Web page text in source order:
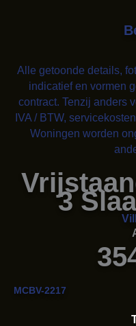
Alle getoonde details,
indicatief en vormen
contract. Tenzij anders
IVA / BTW,
Woningen worden
3
MCBV-2217